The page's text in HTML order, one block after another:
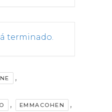
terminado.
,
, EMMACOHEN ,